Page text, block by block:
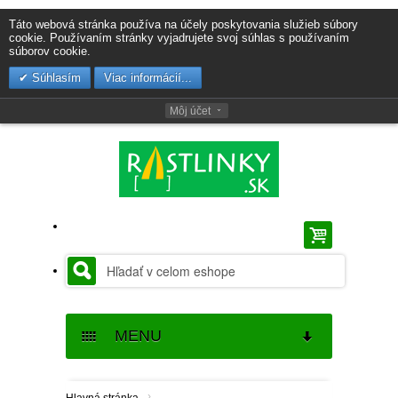
Táto webová stránka používa na účely poskytovania služieb súbory
cookie. Používaním stránky vyjadrujete svoj súhlas s používaním
súborov cookie.
Súhlasím
Viac informácií...
Môj účet
MENU